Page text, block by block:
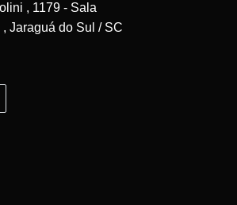
, 1179 - Sala
Jaraguá do Sul / SC